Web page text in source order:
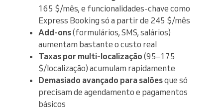
165 $/mês, e funcionalidades-chave como
Express Booking só a partir de 245 $/mês
Add-ons(formulários, SMS, salários)
aumentam bastante o custo real
Taxas por multi-localização (95–175
$/localização) acumulam rapidamente
Demasiado avançado para salõesque só
precisam de agendamento e pagamentos
básicos